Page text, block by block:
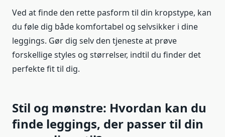
Ved at finde den rette pasform til din kropstype, kan
du føle dig både komfortabel og selvsikker i dine
leggings. Gør dig selv den tjeneste at prøve
forskellige styles og størrelser, indtil du finder det
perfekte fit til dig.
Stil og mønstre: Hvordan kan du
finde leggings, der passer til din